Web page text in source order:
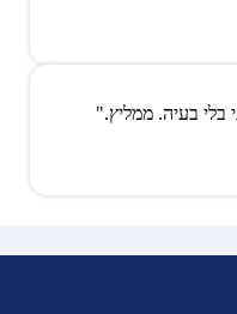
בעיה. ממליץ."